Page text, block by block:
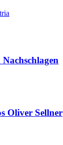
Oliver Sellner